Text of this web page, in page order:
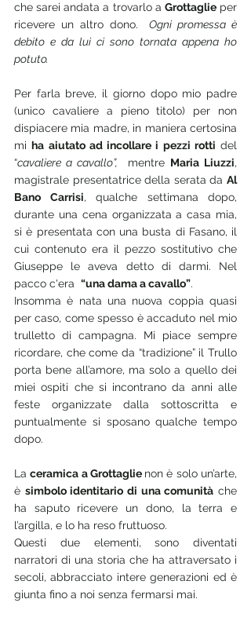
che sarei andata a trovarlo a Grottaglie per
ricevere un altro dono.
Ogni promessa è
debito e da lui ci sono tornata appena ho
potuto.
Per farla breve, il giorno dopo mio padre
(unico cavaliere a pieno titolo) per non
dispiacere mia madre, in maniera certosina
mi ha aiutato ad incollare i pezzi rotti del
“cavaliere a cavallo”, mentre Maria Liuzzi,
magistrale presentatrice della serata da Al
Bano Carrisi, qualche settimana dopo,
durante una cena organizzata a casa mia,
si è presentata con una busta di Fasano, il
cui contenuto era il pezzo sostitutivo che
Giuseppe le aveva detto di darmi. Nel
pacco c'era “una dama a cavallo”.
Insomma è nata una nuova coppia quasi
per caso, come spesso è accaduto nel mio
trulletto di campagna. Mi piace sempre
ricordare, che come da “tradizione” il Trullo
porta bene all’amore, ma solo a quello dei
miei ospiti che si incontrano da anni alle
feste organizzate dalla sottoscritta e
puntualmente si sposano qualche tempo
dopo.
La ceramica a Grottaglie non è solo un’arte,
è simbolo identitario di una comunità che
ha saputo ricevere un dono, la terra e
l’argilla, e lo ha reso fruttuoso.
Questi due elementi, sono diventati
narratori di una storia che ha attraversato i
secoli, abbracciato intere generazioni ed è
giunta fino a noi senza fermarsi mai.